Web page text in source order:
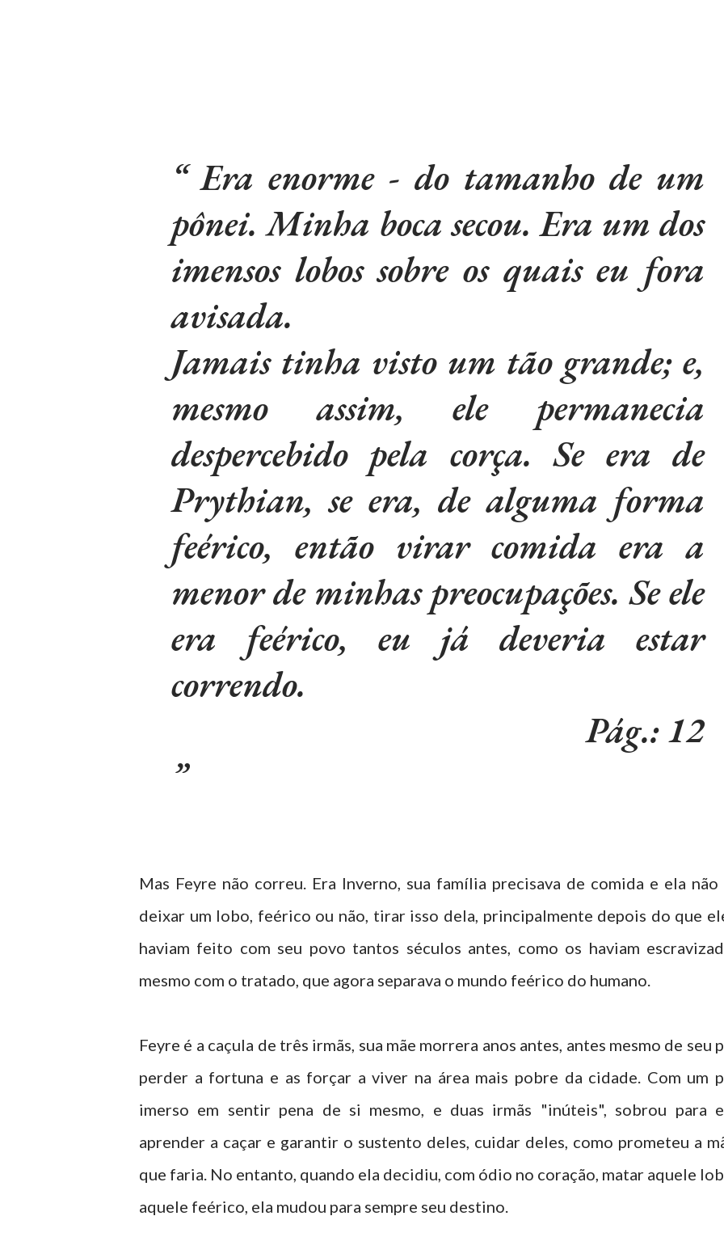
Era enorme - do tamanho de um
pônei. Minha boca secou. Era um dos
imensos lobos sobre os quais eu fora
avisada.
Jamais tinha visto um tão grande; e,
mesmo assim, ele permanecia
despercebido pela corça. Se era de
Prythian, se era, de alguma forma
feérico, então virar comida era a
menor de minhas preocupações. Se ele
era feérico, eu já deveria estar
correndo.
Pág.: 12
Mas Feyre não correu. Era Inverno, sua família precisava de comida e ela não
deixar um lobo, feérico ou não, tirar isso dela, principalmente depois do que
haviam feito com seu povo tantos séculos antes, como os haviam
mesmo com o tratado, que agora separava o mundo feérico do humano.
Feyre é a caçula de três irmãs, sua mãe morrera anos antes, antes mesmo de seu
perder a fortuna e as forçar a viver na área mais pobre da cidade. Com um
imerso em sentir pena de si mesmo, e duas irmãs "inúteis", sobrou para
aprender a caçar e garantir o sustento deles, cuidar deles, como prometeu a
que faria. No entanto, quando ela decidiu, com ódio no coração, matar aquele
aquele feérico, ela mudou para sempre seu destino.